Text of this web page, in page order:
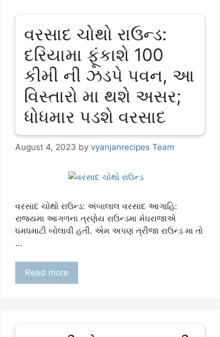
વરસાદ ચોથો રાઉન્ડ:
દરિયામા ફૂંકાશે 100
કીમી ની ઝડપે પવન, આ
વિસ્તારો મા થશે અસર;
ધોધમાર પડશે વરસાદ
August 4, 2023 by vyanjanrecipes Team
વરસાદ ચોથો રાઉન્ડ: અંબાલાલ વરસાદ આગાહિ:
રાજયમા આગળના ત્રણેય રાઉન્ડમા મેઘરાજાએ
ધમધમાટી બોલાવી હતી. એમ અપણ ત્રીજા રાઉન્ડ મા તો
…
Read more